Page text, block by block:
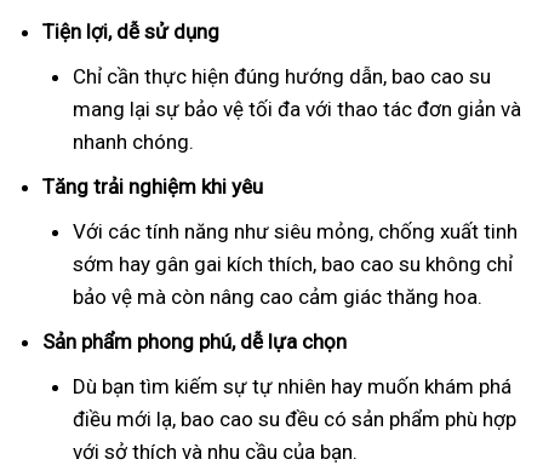
Tiện lợi, dễ sử dụng
Chỉ cần thực hiện đúng hướng dẫn, bao cao su
mang lại sự bảo vệ tối đa với thao tác đơn giản và
nhanh chóng.
Tăng trải nghiệm khi yêu
Với các tính năng như siêu mỏng, chống xuất tinh
sớm hay gân gai kích thích, bao cao su không chỉ
bảo vệ mà còn nâng cao cảm giác thăng hoa.
Sản phẩm phong phú, dễ lựa chọn
Dù bạn tìm kiếm sự tự nhiên hay muốn khám phá
điều mới lạ, bao cao su đều có sản phẩm phù hợp
với sở thích và nhu cầu của bạn.